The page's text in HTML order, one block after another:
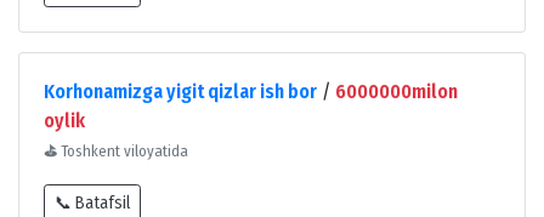
Korhonamizga yigit qizlar ish bor / 6000000milon
oylik
⛳ Toshkent viloyatida
📞 Batafsil